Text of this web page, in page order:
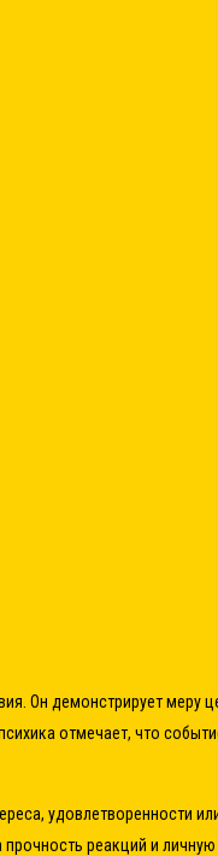
Он демонстрирует меру
отмечает, что
удовлетворенности
реакций и